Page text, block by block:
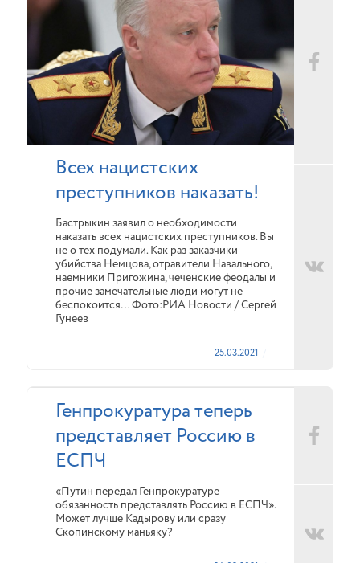
Всех нацистских
преступников наказать!
Бастрыкин заявил о необходимости
наказать всех нацистских преступников. Вы
не о тех подумали. Как раз заказчики
убийства Немцова, отравители Навального,
наемники Пригожина, чеченские феодалы и
прочие замечательные люди могут не
беспокоится… Фото:РИА Новости / Сергей
Гунеев
25.03.2021
Генпрокуратура теперь
представляет Россию в
ЕСПЧ
«Путин передал Генпрокуратуре
обязанность представлять Россию в ЕСПЧ».
Может лучше Кадырову или сразу
Скопинскому маньяку?